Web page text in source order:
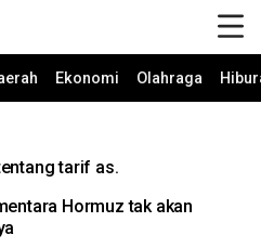
Ekonomi Olahraga
tarif as.
Hormuz tak akan